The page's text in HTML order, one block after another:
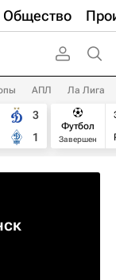
Общество
АПЛ Ла Лига
3
1
Футбол
Завершен